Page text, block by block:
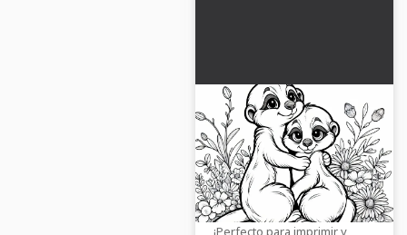
Dos suricatas
acurrucadas - Dibujo
para colorear gratis
Consigue la hoja para
colorear gratuita con dos
suricatas y pígenla en línea.
¡Perfecto para imprimir y